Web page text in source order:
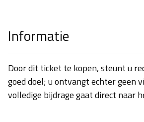
Informatie
Door dit ticket te kopen, steunt u
goed doel; u ontvangt echter geen
volledige bijdrage gaat direct naar